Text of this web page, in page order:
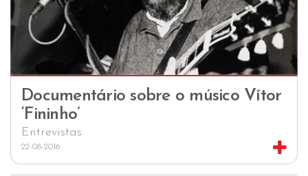
Documentário sobre o músico Vítor
‘Fininho’
Entrevistas
22-08-2016